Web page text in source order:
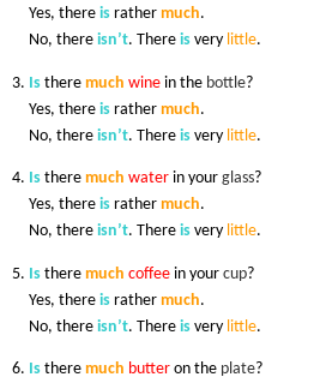
Yes, there is rather much.
No, there isn’t. There is very little.
3. Is there much wine in the bottle?
Yes, there is rather much.
No, there isn’t. There is very little.
4. Is there much water in your glass?
Yes, there is rather much.
No, there isn’t. There is very little.
5. Is there much coffee in your cup?
Yes, there is rather much.
No, there isn’t. There is very little.
6. Is there much butter on the plate?